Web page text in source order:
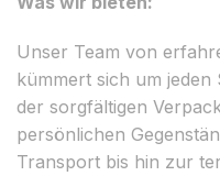
Unser Team von
kümmert sich um jeden
der sorgfältigen
persönlichen
Transport bis hin zur